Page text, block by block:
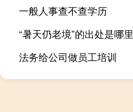
一般人事查不查学历
“暑天仍老境”的出处是哪里
法务给公司做员工培训